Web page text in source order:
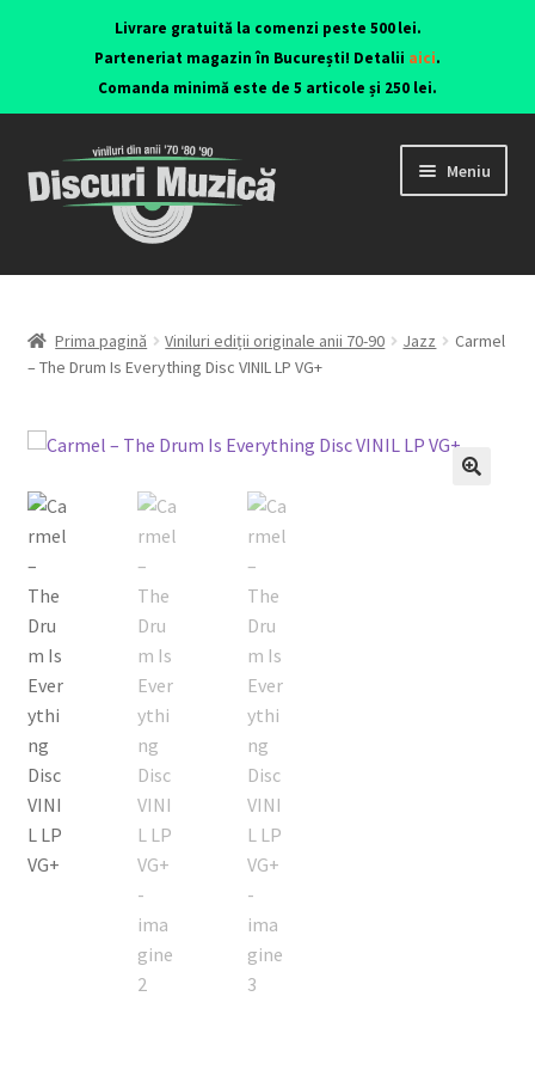
Livrare gratuită la comenzi peste 500 lei.
Parteneriat magazin în București! Detalii aici.
Comanda minimă este de 5 articole și 250 lei.
Meniu
Viniluri ediții originale anii 70-90
CD-uri originale
Echipamente
Listă produse
Oferta lunii
Contul meu
Prima pagină Viniluri ediții originale anii 70-90 Jazz
Carmel
– The Drum Is Everything Disc VINIL LP VG+